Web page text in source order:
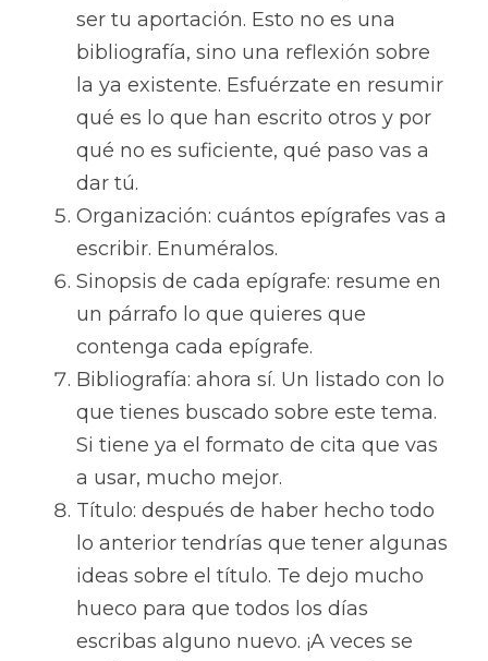
ser tu aportación. Esto no es una
bibliografía, sino una reflexión sobre
la ya existente. Esfuérzate en resumir
qué es lo que han escrito otros y por
qué no es suficiente, qué paso vas a
dar tú.
Organización: cuántos epígrafes vas a
escribir. Enuméralos.
Sinopsis de cada epígrafe: resume en
un párrafo lo que quieres que
contenga cada epígrafe.
Bibliografía: ahora sí. Un listado con lo
que tienes buscado sobre este tema.
Si tiene ya el formato de cita que vas
a usar, mucho mejor.
Título: después de haber hecho todo
lo anterior tendrías que tener algunas
ideas sobre el título. Te dejo mucho
hueco para que todos los días
escribas alguno nuevo. ¡A veces se